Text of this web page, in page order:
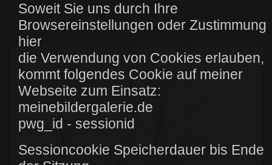
Soweit Sie uns durch Ihre
Browsereinstellungen oder Zustimmung
hier
die Verwendung von Cookies erlauben,
kommt folgendes Cookie auf meiner
Webseite zum Einsatz:
meinebildergalerie.de
pwg_id - sessionid
Sessioncookie Speicherdauer bis Ende
Traum-Bilder 003